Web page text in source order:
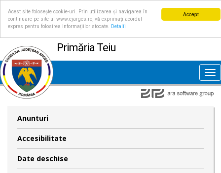
Accept
Acest site folosește cookie-uri. Prin utilizarea și navigarea în
continuare pe site-ul www.cjarges.ro, vă exprimați acordul
expres pentru folosirea informațiilor stocate.
Detalii
Primăria Teiu
Anunturi
Accesibilitate
Date deschise